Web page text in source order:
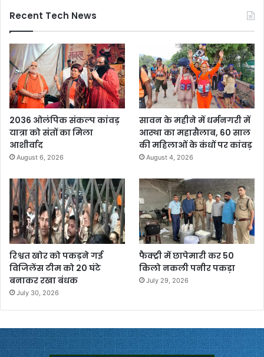
Recent Tech News
2036 ओलंपिक संकल्प कांवड़
यात्रा को संतों का मिला
आशीर्वाद
August 6, 2026
सावन के महीने में धर्मनगरी में
आस्था का महासैलाब, 60 साल
की महिलाओं के कंधों पर कांवड़
August 4, 2026
रिश्वत खोर को पकड़ने गई
विजिलेंस टीम को 20 घंटे
बनाकर रखा बंधक
July 30, 2026
फैक्ट्री में छापेमारी कर 50
किलो नकली पनीर पकड़ा
July 29, 2026